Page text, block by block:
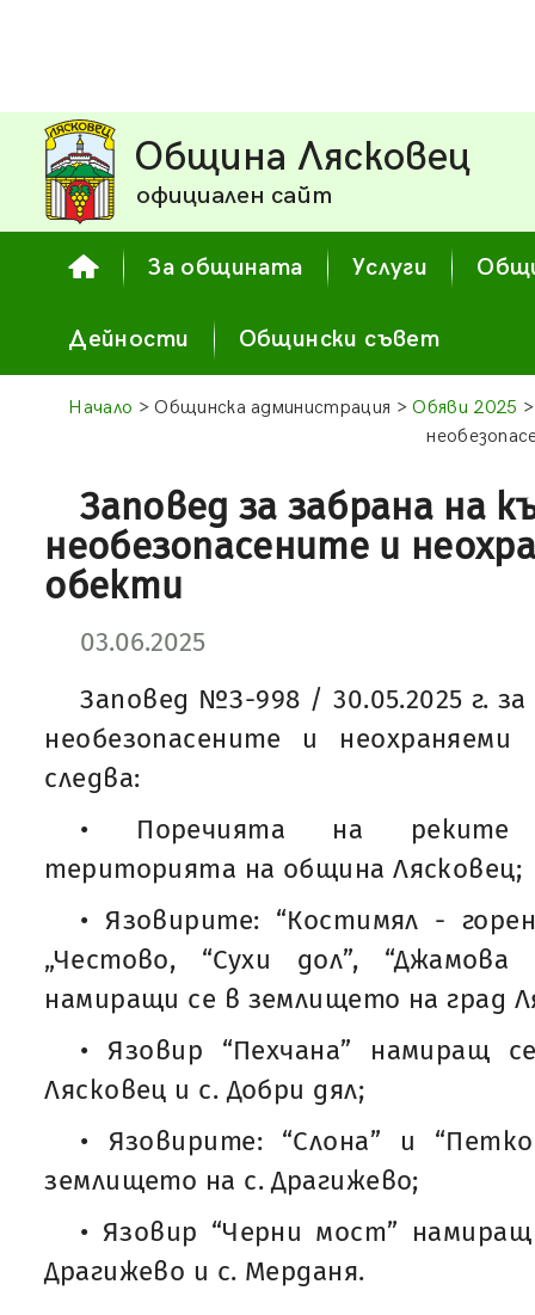
Община Лясковец
официален сайт
За общината Услуги
Дейности Общински съвет
Начало > Общинска администрация >Обяви 2025
Заповед за забрана на
необезопасените и
обекти
03.06.2025
Заповед №З-998 / 30.05.2025 г.
необезопасените и
следва:
• Поречията на реките
територията на община Лясковец;
• Язовирите: “Костимял -
„Честово, “Сухи дол”,
намиращи се в землището на град
• Язовир “Пехчана” намиращ
Лясковец и с. Добри дял;
• Язовирите: “Слона” и
землището на с. Драгижево;
• Язовир “Черни мост”
Драгижево и с. Мерданя.